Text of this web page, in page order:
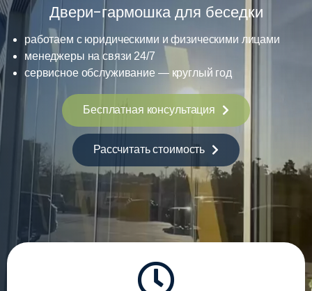
Двери-гармошка для беседки
работаем с юридическими и физическими лицами
менеджеры на связи 24/7
сервисное обслуживание — круглый год
Бесплатная консультация
Рассчитать стоимость